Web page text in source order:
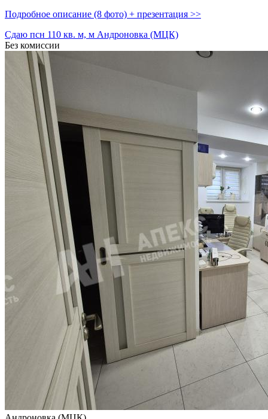
Подробное описание (8 фото) + презентация >>
Сдаю псн 110 кв. м, м Андроновка (МЦК)
Без комиссии